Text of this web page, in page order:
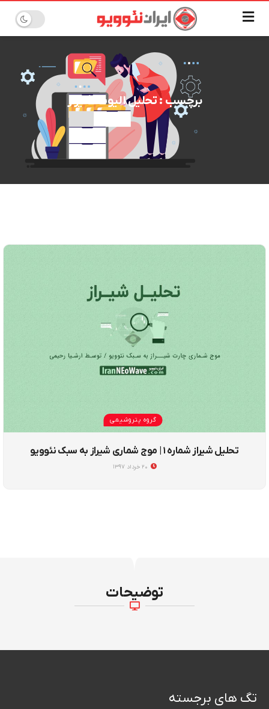
برچسب : تحلیل الیوت شیراز
گروه پتروشیمی
تحلیل شیراز شماره ۱ | موج شماری شیراز به سبک نئوویو
توضیحات
تگ های برجسته